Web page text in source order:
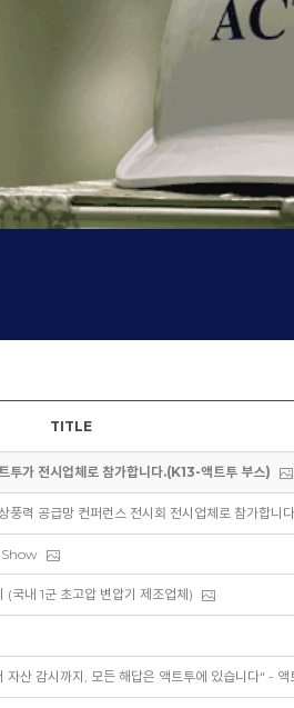
TITLE
가 전시업체로 참가합니다.(K13-액트투 부스)
내 1군 초고압 변압기 제조업체)
산 감시까지, 모든 해답은 액트투에 있습니다" - 액